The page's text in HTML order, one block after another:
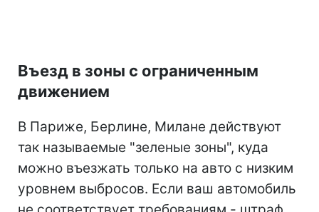
Въезд в зоны с ограниченным
движением
В Париже, Берлине, Милане действуют
так называемые "зеленые зоны", куда
можно въезжать только на авто с низким
уровнем выбросов. Если ваш автомобиль